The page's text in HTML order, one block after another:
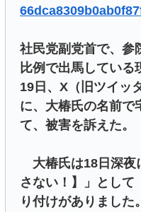
社民党副党首で、参
比例で出馬している
19日、X（旧ツイッ
に、大椿氏の名前で
て、被害を訴えた。
大椿氏は18日深夜
さない！】」として
り付けがありました